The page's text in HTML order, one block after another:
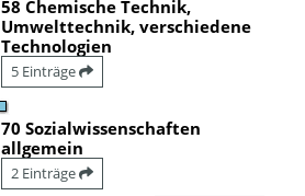
58 Chemische Technik,
Umwelttechnik, verschiedene
Technologien
5 Einträge
70 Sozialwissenschaften
allgemein
2 Einträge